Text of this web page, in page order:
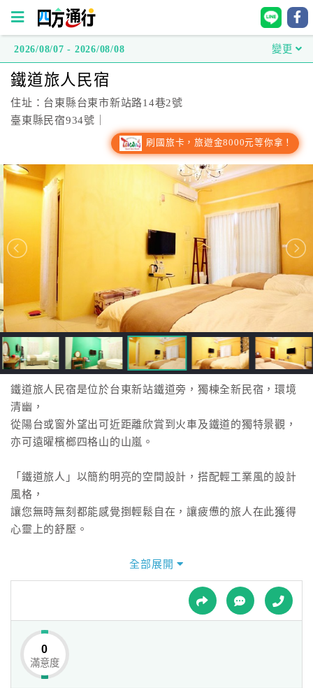
方
通
行
房
直
接
跟
飯
店
訂
房
HOT
色
民
宿
球
網
2026/08/07 - 2026/08/08 變更
鐵道旅人民宿
住址：台東縣台東市新站路14巷2號
臺東縣民宿934號｜
刷國旅卡，旅遊金8000元等你拿！
鐵道旅人民宿是位於台東新站鐵道旁，獨棟全新民宿，環境
清幽，
從陽台或窗外望出可近距離欣賞到火車及鐵道的獨特景觀，
亦可遠曜檳榔四格山的山嵐。
「鐵道旅人」以簡約明亮的空間設計，搭配輕工業風的設計
風格，
讓您無時無刻都能感覺捯輕鬆自在，讓疲憊的旅人在此獲得
心靈上的舒壓。
全部展開
0
滿意度